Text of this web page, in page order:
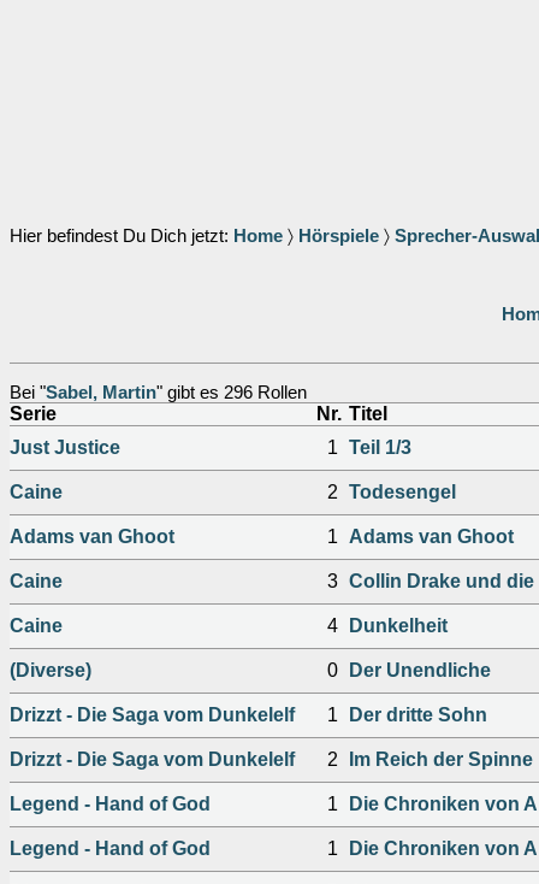
Hier befindest Du Dich jetzt: Home 〉 Hörspiele 〉 Sprecher-
Bei "Sabel, Martin" gibt es 296 Rollen
Serie Nr. Titel
Just Justice
1 Teil 1/3
Caine 2 Todesengel
Adams van Ghoot 1 Adams van Ghoot
Caine 3 Collin Drake und
Caine 4 Dunkelheit
(Diverse) 0 Der Unendliche
Drizzt - Die Saga vom Dunkelelf 1 Der dritte Sohn
Drizzt - Die Saga vom Dunkelelf 2 Im Reich der Spinne
Legend - Hand of God 1 Die Chroniken von
Legend - Hand of God 1 Die Chroniken von